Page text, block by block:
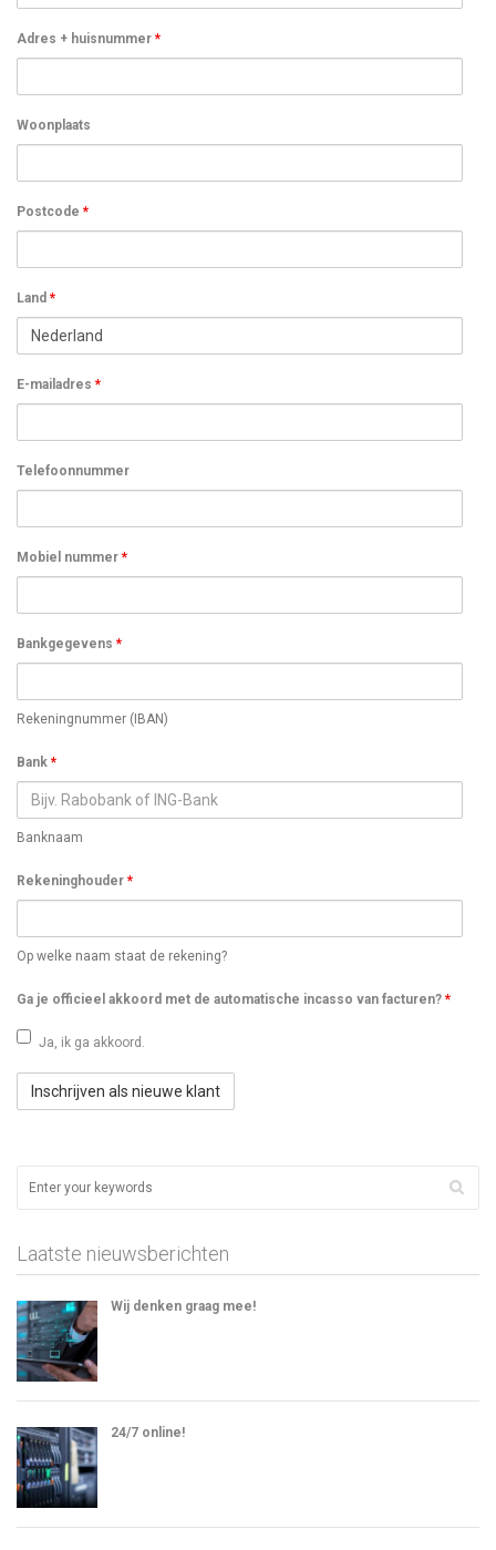
Adres + huisnummer *
Woonplaats
Postcode *
Land *
E-mailadres *
Telefoonnummer
Mobiel nummer *
Bankgegevens *
Rekeningnummer (IBAN)
Bank *
Banknaam
Rekeninghouder *
Op welke naam staat de rekening?
Ga je officieel akkoord met de automatische incasso van facturen? *
Ja, ik ga akkoord.
Laatste nieuwsberichten
Wij denken graag mee!
24/7 online!